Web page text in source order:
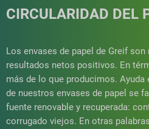
CIRCULARIDAD DEL
Los envases de papel de Greif
resultados netos positivos. En
más de lo que producimos. Ayuda
de nuestros envases de papel se
fuente renovable y recuperada:
corrugado viejos. En otras